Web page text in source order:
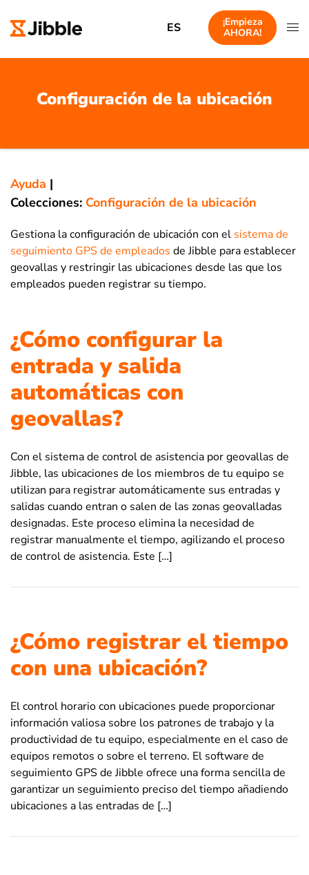
ES
¡Empieza
AHORA!
Configuración de la ubicación
Ayuda |
Colecciones: Configuración de la ubicación
Gestiona la configuración de ubicación con el sistema de
seguimiento GPS de empleados de Jibble para establecer
geovallas y restringir las ubicaciones desde las que los
empleados pueden registrar su tiempo.
¿Cómo configurar la
entrada y salida
automáticas con
geovallas?
Con el sistema de control de asistencia por geovallas de
Jibble, las ubicaciones de los miembros de tu equipo se
utilizan para registrar automáticamente sus entradas y
salidas cuando entran o salen de las zonas geovalladas
designadas. Este proceso elimina la necesidad de
registrar manualmente el tiempo, agilizando el proceso
de control de asistencia. Este […]
¿Cómo registrar el tiempo
con una ubicación?
El control horario con ubicaciones puede proporcionar
información valiosa sobre los patrones de trabajo y la
productividad de tu equipo, especialmente en el caso de
equipos remotos o sobre el terreno. El software de
seguimiento GPS de Jibble ofrece una forma sencilla de
garantizar un seguimiento preciso del tiempo añadiendo
ubicaciones a las entradas de […]